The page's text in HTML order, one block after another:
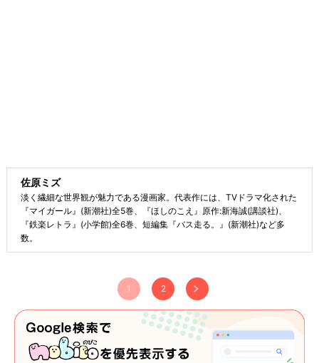
佐原ミズ
淡く繊細な世界観が魅力である漫画家。代表作には、TVドラマ化された
『マイガール』(新潮社)全5巻、『ほしのこえ』原作:新海誠(講談社)、
『鉄楽レトラ』(小学館)全6巻、短編集『バス走る。』(新潮社)など多
数。
1 2